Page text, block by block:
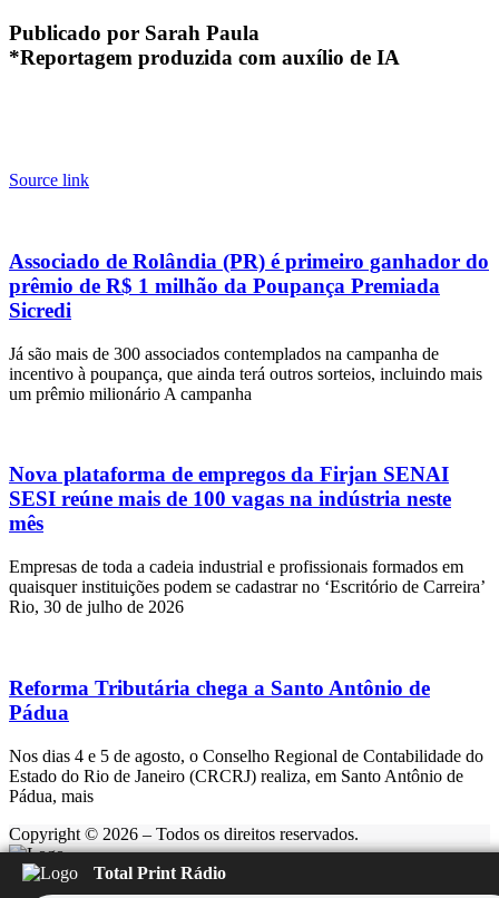
Publicado por Sarah Paula
*Reportagem produzida com auxílio de IA
Source link
Associado de Rolândia (PR) é primeiro ganhador do
prêmio de R$ 1 milhão da Poupança Premiada
Sicredi
Já são mais de 300 associados contemplados na campanha de
incentivo à poupança, que ainda terá outros sorteios, incluindo mais
um prêmio milionário A campanha
Nova plataforma de empregos da Firjan SENAI
SESI reúne mais de 100 vagas na indústria neste
mês
Empresas de toda a cadeia industrial e profissionais formados em
quaisquer instituições podem se cadastrar no ‘Escritório de Carreira’
Rio, 30 de julho de 2026
Reforma Tributária chega a Santo Antônio de
Pádua
Nos dias 4 e 5 de agosto, o Conselho Regional de Contabilidade do
Estado do Rio de Janeiro (CRCRJ) realiza, em Santo Antônio de
Pádua, mais
Copyright © 2026 – Todos os direitos reservados.
Total Print Rádio
Rádio Feliz
Carregando...